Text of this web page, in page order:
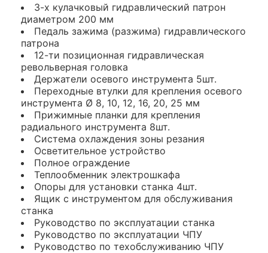
3-х кулачковый гидравлический патрон
диаметром 200 мм
Педаль зажима (разжима) гидравлического
патрона
12-ти позиционная гидравлическая
револьверная головка
Держатели осевого инструмента 5шт.
Переходные втулки для крепления осевого
инструмента Ø 8, 10, 12, 16, 20, 25 мм
Прижимные планки для крепления
радиального инструмента 8шт.
Система охлаждения зоны резания
Осветительное устройство
Полное ограждение
Теплообменник электрошкафа
Опоры для установки станка 4шт.
Ящик с инструментом для обслуживания
станка
Руководство по эксплуатации станка
Руководство по эксплуатации ЧПУ
Руководство по техобслуживанию ЧПУ